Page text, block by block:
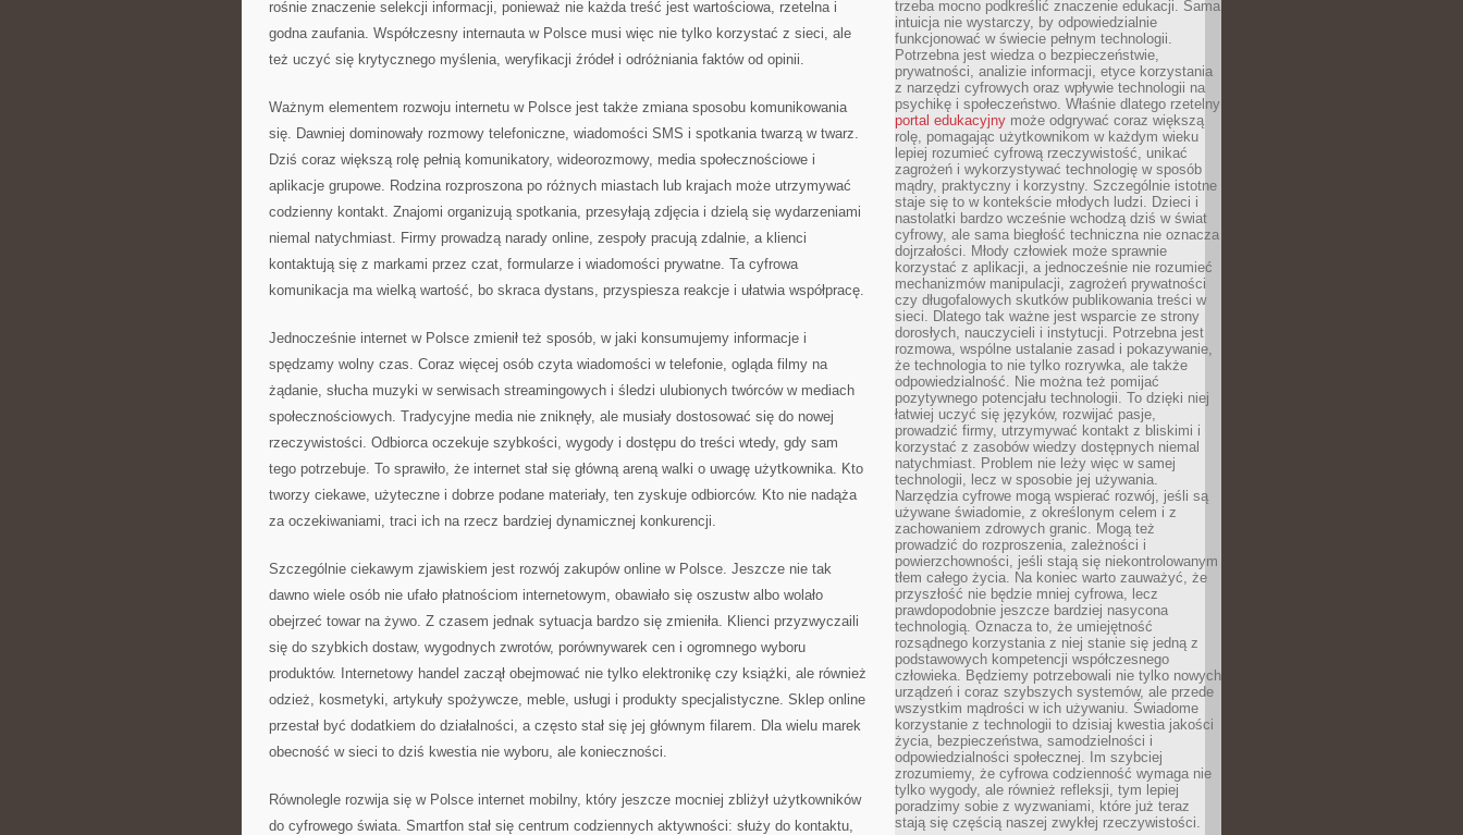
rośnie znaczenie selekcji informacji, ponieważ nie każda treść jest wartościowa, rzetelna i
godna zaufania. Współczesny internauta w Polsce musi więc nie tylko korzystać z sieci, ale
też uczyć się krytycznego myślenia, weryfikacji źródeł i odróżniania faktów od opinii.
Ważnym elementem rozwoju internetu w Polsce jest także zmiana sposobu komunikowania
się. Dawniej dominowały rozmowy telefoniczne, wiadomości SMS i spotkania twarzą w twarz.
Dziś coraz większą rolę pełnią komunikatory, wideorozmowy, media społecznościowe i
aplikacje grupowe. Rodzina rozproszona po różnych miastach lub krajach może utrzymywać
codzienny kontakt. Znajomi organizują spotkania, przesyłają zdjęcia i dzielą się wydarzeniami
niemal natychmiast. Firmy prowadzą narady online, zespoły pracują zdalnie, a klienci
kontaktują się z markami przez czat, formularze i wiadomości prywatne. Ta cyfrowa
komunikacja ma wielką wartość, bo skraca dystans, przyspiesza reakcje i ułatwia współpracę.
Jednocześnie internet w Polsce zmienił też sposób, w jaki konsumujemy informacje i
spędzamy wolny czas. Coraz więcej osób czyta wiadomości w telefonie, ogląda filmy na
żądanie, słucha muzyki w serwisach streamingowych i śledzi ulubionych twórców w mediach
społecznościowych. Tradycyjne media nie zniknęły, ale musiały dostosować się do nowej
rzeczywistości. Odbiorca oczekuje szybkości, wygody i dostępu do treści wtedy, gdy sam
tego potrzebuje. To sprawiło, że internet stał się główną areną walki o uwagę użytkownika. Kto
tworzy ciekawe, użyteczne i dobrze podane materiały, ten zyskuje odbiorców. Kto nie nadąża
za oczekiwaniami, traci ich na rzecz bardziej dynamicznej konkurencji.
Szczególnie ciekawym zjawiskiem jest rozwój zakupów online w Polsce. Jeszcze nie tak
dawno wiele osób nie ufało płatnościom internetowym, obawiało się oszustw albo wolało
obejrzeć towar na żywo. Z czasem jednak sytuacja bardzo się zmieniła. Klienci przyzwyczaili
się do szybkich dostaw, wygodnych zwrotów, porównywarek cen i ogromnego wyboru
produktów. Internetowy handel zaczął obejmować nie tylko elektronikę czy książki, ale również
odzież, kosmetyki, artykuły spożywcze, meble, usługi i produkty specjalistyczne. Sklep online
przestał być dodatkiem do działalności, a często stał się jej głównym filarem. Dla wielu marek
obecność w sieci to dziś kwestia nie wyboru, ale konieczności.
Równolegle rozwija się w Polsce internet mobilny, który jeszcze mocniej zbliżył użytkowników
do cyfrowego świata. Smartfon stał się centrum codziennych aktywności: służy do kontaktu,
trzeba mocno podkreślić znaczenie edukacji. Sama
intuicja nie wystarczy, by odpowiedzialnie
funkcjonować w świecie pełnym technologii.
Potrzebna jest wiedza o bezpieczeństwie,
prywatności, analizie informacji, etyce korzystania
z narzędzi cyfrowych oraz wpływie technologii na
psychikę i społeczeństwo. Właśnie dlatego rzetelny
portal edukacyjny może odgrywać coraz większą
rolę, pomagając użytkownikom w każdym wieku
lepiej rozumieć cyfrową rzeczywistość, unikać
zagrożeń i wykorzystywać technologię w sposób
mądry, praktyczny i korzystny. Szczególnie istotne
staje się to w kontekście młodych ludzi. Dzieci i
nastolatki bardzo wcześnie wchodzą dziś w świat
cyfrowy, ale sama biegłość techniczna nie oznacza
dojrzałości. Młody człowiek może sprawnie
korzystać z aplikacji, a jednocześnie nie rozumieć
mechanizmów manipulacji, zagrożeń prywatności
czy długofalowych skutków publikowania treści w
sieci. Dlatego tak ważne jest wsparcie ze strony
dorosłych, nauczycieli i instytucji. Potrzebna jest
rozmowa, wspólne ustalanie zasad i pokazywanie,
że technologia to nie tylko rozrywka, ale także
odpowiedzialność. Nie można też pomijać
pozytywnego potencjału technologii. To dzięki niej
łatwiej uczyć się języków, rozwijać pasje,
prowadzić firmy, utrzymywać kontakt z bliskimi i
korzystać z zasobów wiedzy dostępnych niemal
natychmiast. Problem nie leży więc w samej
technologii, lecz w sposobie jej używania.
Narzędzia cyfrowe mogą wspierać rozwój, jeśli są
używane świadomie, z określonym celem i z
zachowaniem zdrowych granic. Mogą też
prowadzić do rozproszenia, zależności i
powierzchowności, jeśli stają się niekontrolowanym
tłem całego życia. Na koniec warto zauważyć, że
przyszłość nie będzie mniej cyfrowa, lecz
prawdopodobnie jeszcze bardziej nasycona
technologią. Oznacza to, że umiejętność
rozsądnego korzystania z niej stanie się jedną z
podstawowych kompetencji współczesnego
człowieka. Będziemy potrzebowali nie tylko nowych
urządzeń i coraz szybszych systemów, ale przede
wszystkim mądrości w ich używaniu. Świadome
korzystanie z technologii to dzisiaj kwestia jakości
życia, bezpieczeństwa, samodzielności i
odpowiedzialności społecznej. Im szybciej
zrozumiemy, że cyfrowa codzienność wymaga nie
tylko wygody, ale również refleksji, tym lepiej
poradzimy sobie z wyzwaniami, które już teraz
stają się częścią naszej zwykłej rzeczywistości.